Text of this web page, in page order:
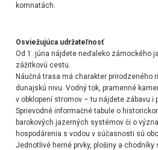
komnatách.
Osviežujúca udržateľnosť
Od 1. júna nájdete neďaleko zámockého
zážitkovú cestu.
Náučná trasa má charakter prirodzeného
dunajskú nivu. Vodný tok, pramenné
v obklopení stromov – tu nájdete zábavu i
Sprievodné informačné tabule o
barokových jazerných systémov či o
hospodárenia s vodou v súčasnosti sú
Jednotlivé herné prvky, plošiny a chodníky